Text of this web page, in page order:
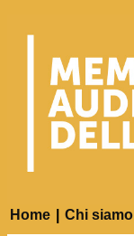
Home Chi siamo